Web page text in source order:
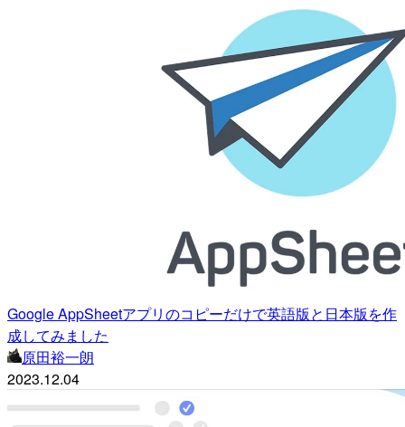
Google AppSheetアプリのコピーだけで英語版と日本版を作
成してみました
原田裕一朗
2023.12.04